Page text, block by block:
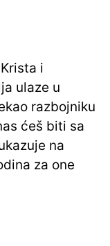
i
ulaze u
razbojniku
ćeš biti sa
na
za one